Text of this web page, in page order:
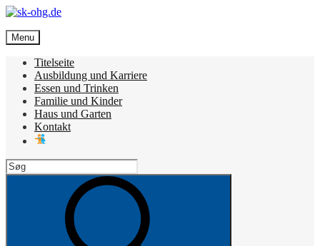
Skip
content
sk-ohg.de
Die besten Neuigkeiten
Menu
Titelseite
Ausbildung und Karriere
Essen und Trinken
Familie und Kinder
Haus und Garten
Kontakt
Search
for: